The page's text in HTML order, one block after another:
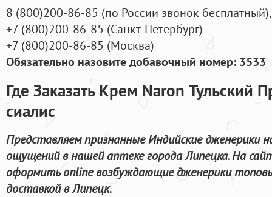
8 (800)200-86-85 (по России звонок бесплатный),
+7 (800)200-86-85 (Санкт-Петербург)
+7 (800)200-86-85 (Москва)
Обязательно назовите добавочный номер: 3533
Где Заказать Крем Naron Тульский
сиалис
Представляем признанные Индийские дженерики
ощущений в нашей аптеке города Липецка. На
оформить online возбуждающие дженерики
доставкой в Липецк.